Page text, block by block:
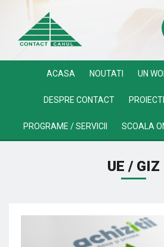
ACASA NOUTATI UN
DESPRE CONTACT
PROGRAME / SERVICII SCOALA
UE / GIZ